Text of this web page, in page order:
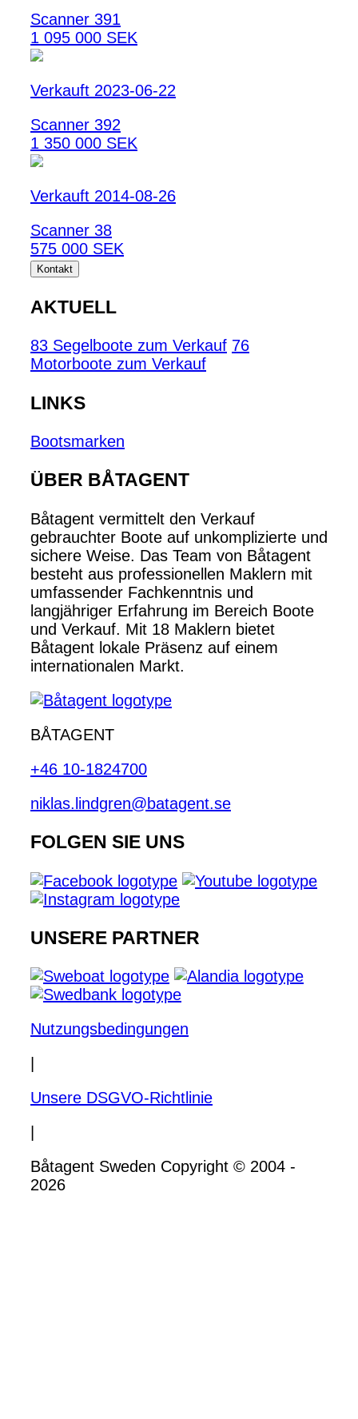
Scanner 391
1 095 000 SEK
Verkauft 2023-06-22
Scanner 392
1 350 000 SEK
Verkauft 2014-08-26
Scanner 38
575 000 SEK
Kontakt
AKTUELL
83 Segelboote zum Verkauf 76
Motorboote zum Verkauf
LINKS
Bootsmarken
ÜBER BÅTAGENT
Båtagent vermittelt den Verkauf
gebrauchter Boote auf unkomplizierte und
sichere Weise. Das Team von Båtagent
besteht aus professionellen Maklern mit
umfassender Fachkenntnis und
langjähriger Erfahrung im Bereich Boote
und Verkauf. Mit 18 Maklern bietet
Båtagent lokale Präsenz auf einem
internationalen Markt.
BÅTAGENT
+46 10-1824700
niklas.lindgren@batagent.se
FOLGEN SIE UNS
UNSERE PARTNER
Nutzungsbedingungen
Unsere DSGVO-Richtlinie
Båtagent Sweden Copyright © 2004 -
2026